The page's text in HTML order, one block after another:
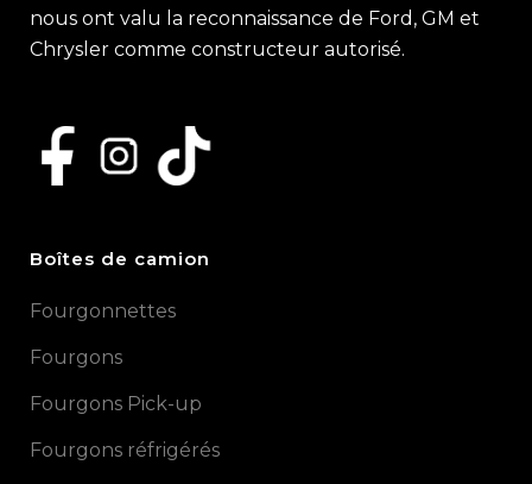
nous ont valu la reconnaissance de Ford, GM et
Chrysler comme constructeur autorisé.
Boîtes de camion
Fourgonnettes
Fourgons
Fourgons Pick-up
Fourgons réfrigérés